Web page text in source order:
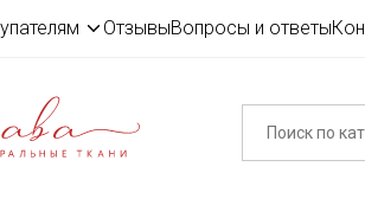
ОтзывыВопросы и ответы